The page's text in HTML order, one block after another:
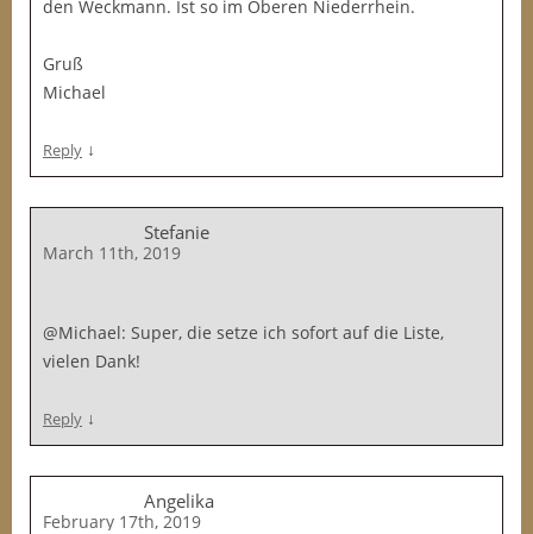
den Weckmann. Ist so im Oberen Niederrhein.
Gruß
Michael
Reply ↓
Stefanie
March 11th, 2019
@Michael: Super, die setze ich sofort auf die Liste,
vielen Dank!
Reply ↓
Angelika
February 17th, 2019